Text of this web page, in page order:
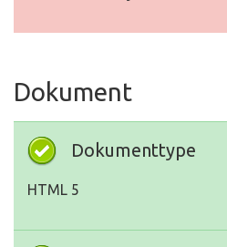
Dokument
Dokumenttype
HTML 5